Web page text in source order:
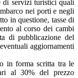
di servizi turistici quali
nei porti e negli
in questione, tasse di
al corso dei cambi
di pubblicazione del
aggiornamenti
in forma scritta tra le
al 30% del prezzo